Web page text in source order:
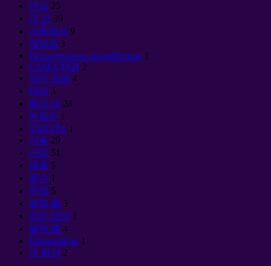
연습 25
각 성 39
거동에서 9
깨달음 3
Психотронное воздействие 1
САМАДХИ 2
악마 숭배 4
태양 3
화장 대 28
본질은 1
ТАНТРА 1
기술 29
사실 51
금융 5
풍수 1
문명 5
블랙 홀 3
검은 태양 1
블랙 홀 4
Èkonomikon 1
연 음과 2